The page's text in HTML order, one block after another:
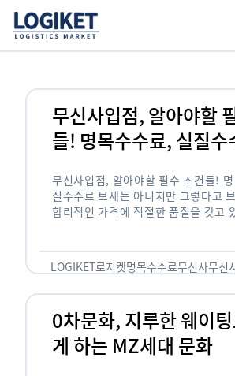
무신사입점, 알아야할
들! 명목수수료, 실질수
무신사입점, 알아야할 필수 조건들!
질수수료 보세는 아니지만 그렇다고
합리적인 가격에 적절한 품질을 갖고
LOGIKET로지켓명목수수료무신사무신
0차문화, 지루한 웨이
게 하는 MZ세대 문화